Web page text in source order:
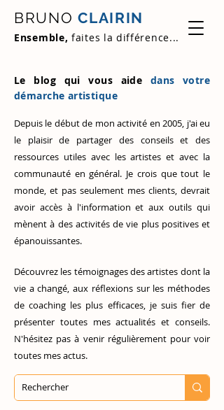
BRUNO CLAIRIN
Ensemble, faites la différence...
Le blog qui vous aide dans votre
démarche artistique
Depuis le début de mon activité en 2005, j'ai eu
le plaisir de partager des conseils et des
ressources utiles avec les artistes et avec la
communauté en général. Je crois que tout le
monde, et pas seulement mes clients, devrait
avoir accès à l'information et aux outils qui
mènent à des activités de vie plus positives et
épanouissantes.
Découvrez les témoignages des artistes dont la
vie a changé, aux réflexions sur les méthodes
de coaching les plus efficaces, je suis fier de
présenter toutes mes actualités et conseils.
N'hésitez pas à venir régulièrement pour voir
toutes mes actus.